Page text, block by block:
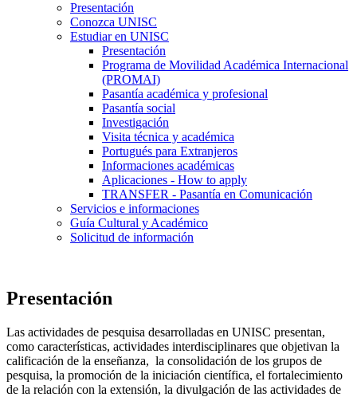
Presentación
Conozca UNISC
Estudiar en UNISC
Presentación
Programa de Movilidad Académica Internacional
(PROMAI)
Pasantía académica y profesional
Pasantía social
Investigación
Visita técnica y académica
Portugués para Extranjeros
Informaciones académicas
Aplicaciones - How to apply
TRANSFER - Pasantía en Comunicación
Servicios e informaciones
Guía Cultural y Académico
Solicitud de información
Presentación
Las actividades de pesquisa desarrolladas en UNISC presentan,
como características, actividades interdisciplinares que objetivan la
calificación de la enseñanza, la consolidación de los grupos de
pesquisa, la promoción de la iniciación científica, el fortalecimiento
de la relación con la extensión, la divulgación de las actividades de